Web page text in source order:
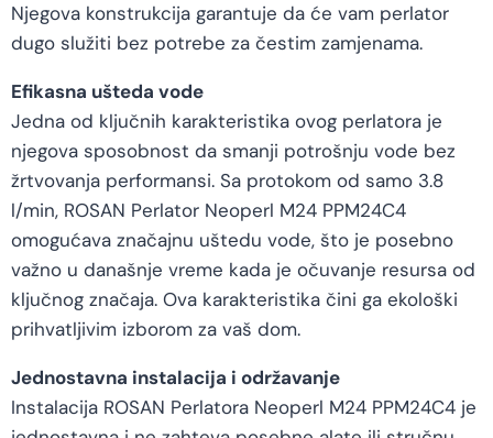
Njegova konstrukcija garantuje da će vam perlator
dugo služiti bez potrebe za čestim zamjenama.
Efikasna ušteda vode
Jedna od ključnih karakteristika ovog perlatora je
njegova sposobnost da smanji potrošnju vode bez
žrtvovanja performansi. Sa protokom od samo 3.8
l/min, ROSAN Perlator Neoperl M24 PPM24C4
omogućava značajnu uštedu vode, što je posebno
važno u današnje vreme kada je očuvanje resursa od
ključnog značaja. Ova karakteristika čini ga ekološki
prihvatljivim izborom za vaš dom.
Jednostavna instalacija i održavanje
Instalacija ROSAN Perlatora Neoperl M24 PPM24C4 je